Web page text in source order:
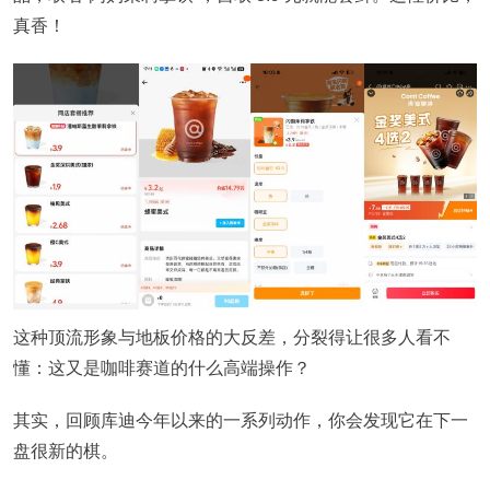
真香！
这种顶流形象与地板价格的大反差，分裂得让很多人看不
懂：这又是咖啡赛道的什么高端操作？
其实，回顾库迪今年以来的一系列动作，你会发现它在下一
盘很新的棋。